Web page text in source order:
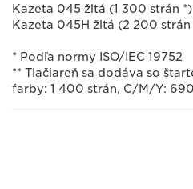
Kazeta 045 žltá (1 300 strán
Kazeta 045H žltá (2 200 strán
* Podľa normy ISO/IEC 19752
** Tlačiareň sa dodáva so
farby: 1 400 strán, C/M/Y: